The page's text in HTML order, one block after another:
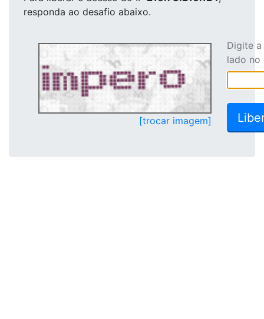
responda ao desafio abaixo.
[trocar imagem]
Digite
lado no